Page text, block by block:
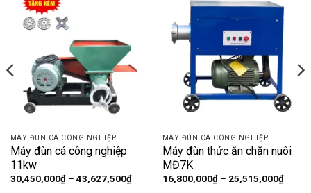
MÁY ĐÙN CÁ CÔNG NGHIỆP
Máy đùn cá công nghiệp
11kw
30,450,000₫ – 43,627,500₫Khoảng
giá:
MÁY ĐÙN CÁ CÔNG NGHIỆP
Máy đùn thức ăn chăn nuôi
MĐ7K
16,800,000₫ – 25,515,000₫
giá: